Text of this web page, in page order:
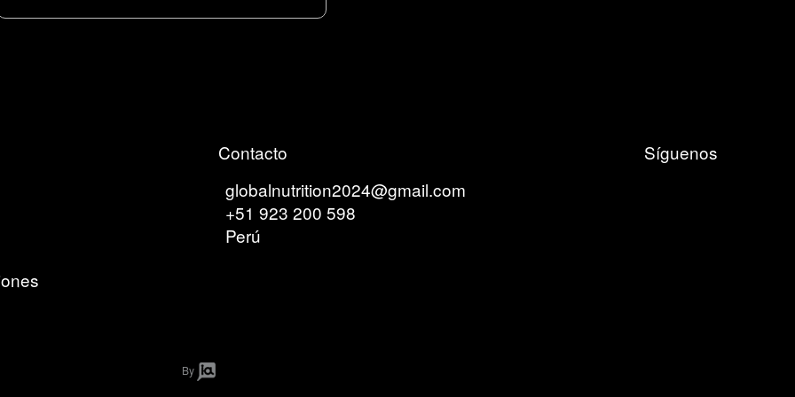
Contacto
globalnutrition2024@gmail.com
+51 923 200 598
Perú
Síguenos
By